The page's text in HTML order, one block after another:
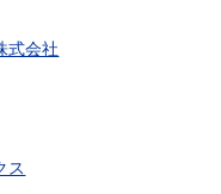
式会社
ス